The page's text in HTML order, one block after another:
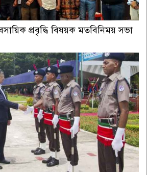
প্রবৃদ্ধি বিষয়ক মতবিনিময় সভা